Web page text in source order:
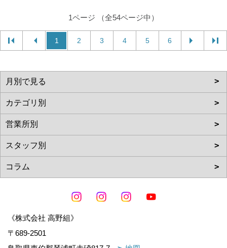
1ページ （全54ページ中）
1 2 3 4 5 6
《株式会社 高野組》
〒689-2501